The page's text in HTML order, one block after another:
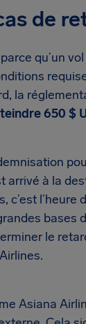
de
qu’un
la
650 $
arrivé à la
c’est
le
Asiana